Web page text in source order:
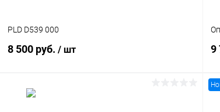
PLD D539 000
8 500 руб. / шт 9